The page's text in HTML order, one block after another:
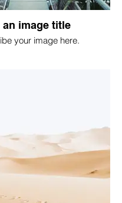
an image title
your image here.